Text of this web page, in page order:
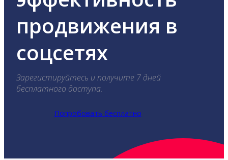
продвижения в
соцсетях
Зарегистируйтесь и получите 7 дней
бесплатного доступа.
Попробовать бесплатно